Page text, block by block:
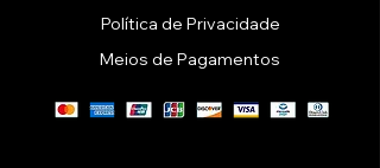
Política de Privacidade
Meios de Pagamentos